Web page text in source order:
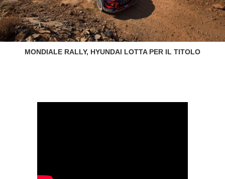
MONDIALE RALLY, HYUNDAI LOTTA PER IL TITOLO